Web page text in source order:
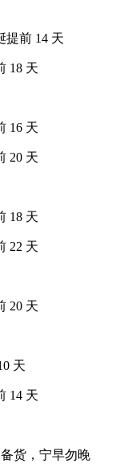
前 14 天
18 天
16 天
20 天
18 天
22 天
20 天
天
14 天
货，宁早勿晚